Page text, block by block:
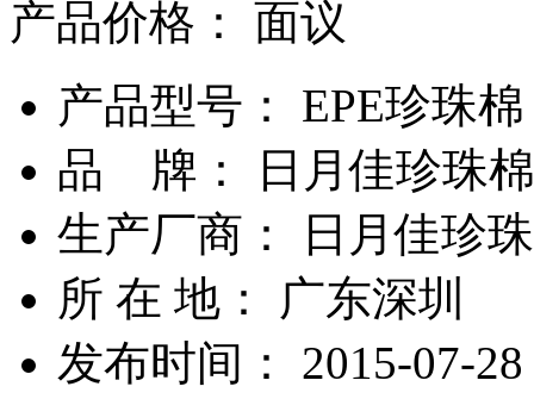
产品价格： 面议
产品型号： EPE珍珠棉
品 牌： 日月佳珍珠棉
生产厂商： 日月佳珍
所 在 地： 广东深圳
发布时间： 2015-07-28